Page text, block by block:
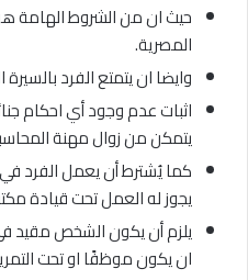
حيث ان من الشروط الهامة
المصرية.
وايضا ان يتمتع الفرد
اثبات عدم وجود أي احكام
يتمكن من زوال مهنة
كما يُشترط أن يعمل الفرد
يجوز له العمل تحت قيادة
يلزم أن يكون الشخص مقيد
ان يكون موظفًا او تحت